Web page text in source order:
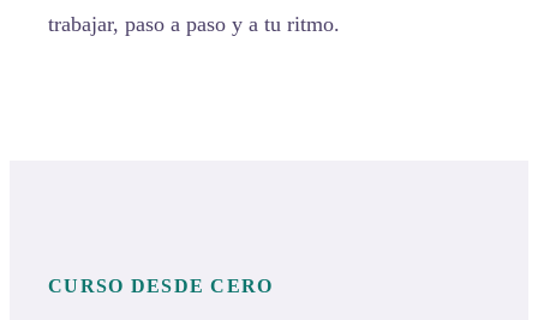
trabajar, paso a paso y a tu ritmo.
CURSO DESDE CERO